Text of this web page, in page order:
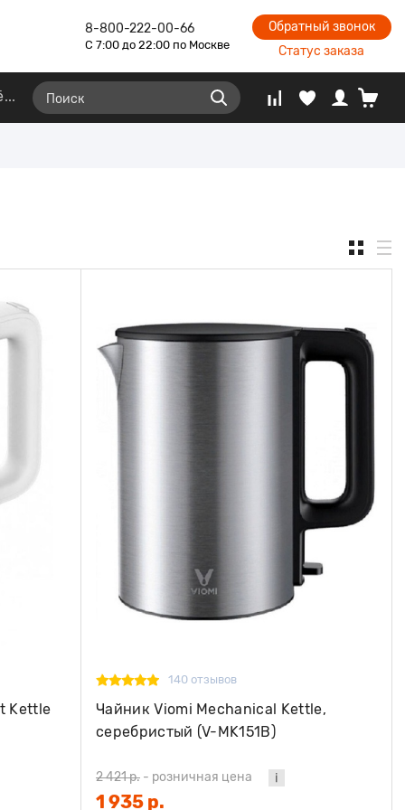
8-800-222-00-66
С 7:00 до 22:00 по Москве
Обратный звонок
Статус заказа
Kettle
140 отзывов
Чайник Viomi Mechanical Kettle,
серебристый (V-MK151B)
2 421 р. - розничная цена
1 935 р.